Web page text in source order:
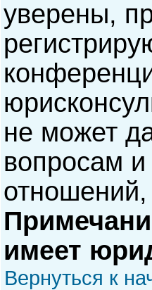
уверены,
не может
вопросам
имеет
Вернуться к